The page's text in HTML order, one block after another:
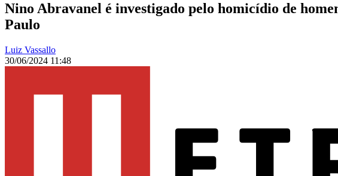
Nino Abravanel é investigado pelo homicídio de
Paulo
Luiz Vassallo
30/06/2024 11:48